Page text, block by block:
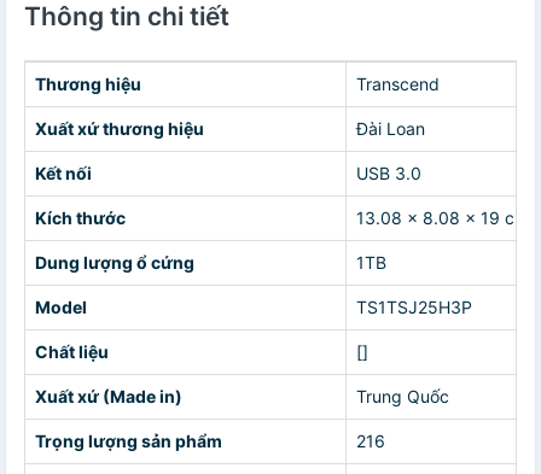
Thông tin chi tiết
Thương hiệu Transcend
Xuất xứ thương hiệu Đài Loan
Kết nối USB 3.0
Kích thước 13.08 x 8.08 x 19 cm
Dung lượng ổ cứng 1TB
Model TS1TSJ25H3P
Chất liệu []
Xuất xứ (Made in) Trung Quốc
Trọng lượng sản phẩm 216